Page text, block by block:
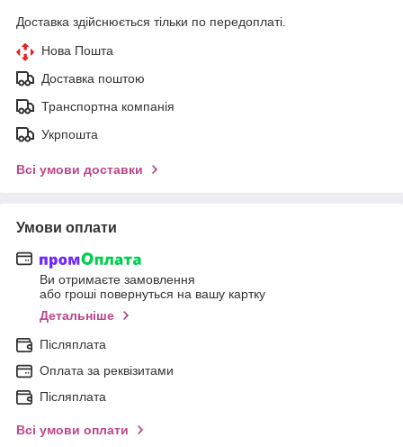
Доставка здійснюється тільки по передоплаті.
Нова Пошта
Доставка поштою
Транспортна компанія
Укрпошта
Всі умови доставки
Умови оплати
Ви отримаєте замовлення
або гроші повернуться на вашу картку
Детальніше
Післяплата
Оплата за реквізитами
Післяплата
Всі умови оплати